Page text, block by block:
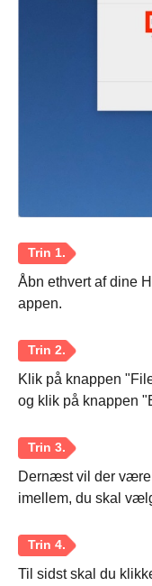
Åbn ethvert af dine
appen.
Klik på knappen
og klik på knappen
Dernæst vil der
imellem, du skal
Til sidst skal du